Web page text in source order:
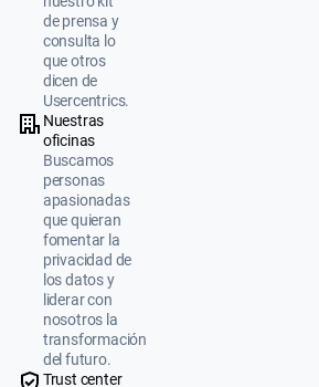
de prensa y
consulta lo
que otros
dicen de
Usercentrics.
Nuestras
oficinas
Buscamos
personas
apasionadas
que quieran
fomentar la
privacidad de
los datos y
liderar con
nosotros la
transformación
del futuro.
Trust center